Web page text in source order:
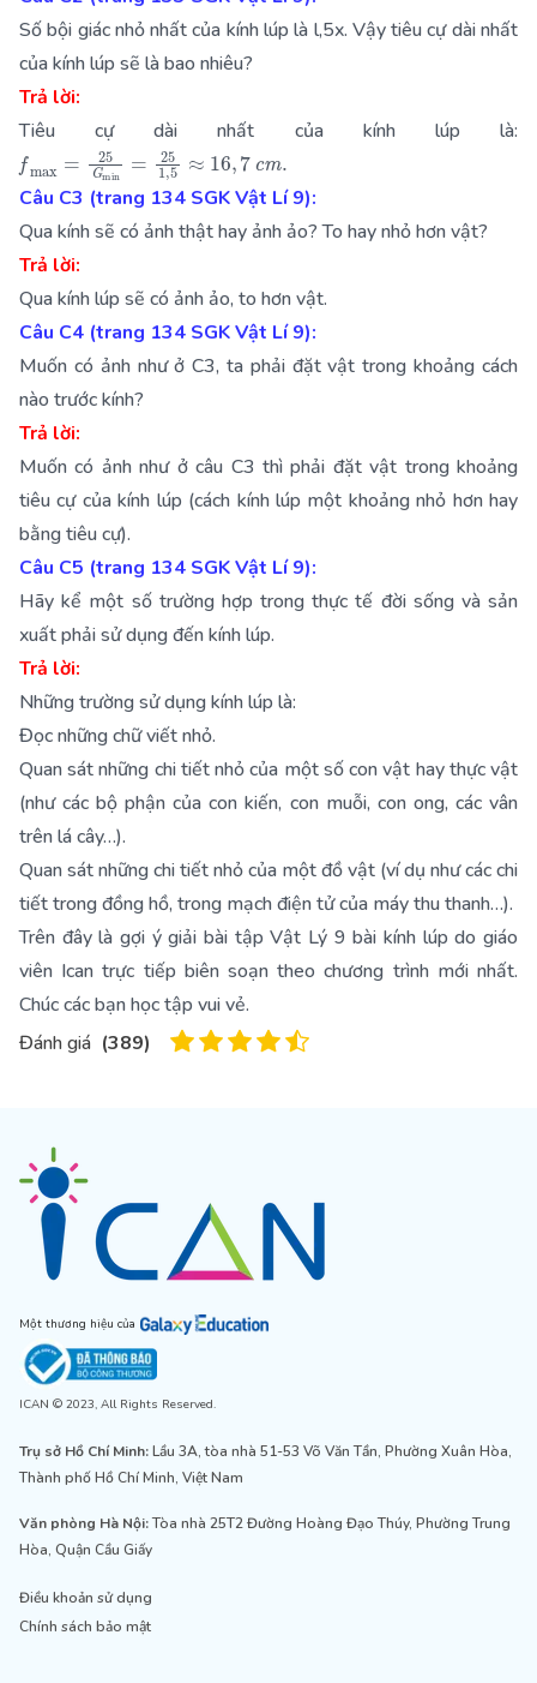
Số bội giác nhỏ nhất của kính lúp là l,5x. Vậy tiêu cự dài nhất
của kính lúp sẽ là bao nhiêu?
Trả lời:
Tiêu cự dài nhất của kính lúp là:
fmax 25 min= 1,5≈
Câu C3 (trang 134 SGK Vật Lí 9):
Qua kính sẽ có ảnh thật hay ảnh ảo? To hay nhỏ hơn vật?
Trả lời:
Qua kính lúp sẽ có ảnh ảo, to hơn vật.
Câu C4 (trang 134 SGK Vật Lí 9):
Muốn có ảnh như ở C3, ta phải đặt vật trong khoảng cách
nào trước kính?
Trả lời:
Muốn có ảnh như ở câu C3 thì phải đặt vật trong khoảng
tiêu cự của kính lúp (cách kính lúp một khoảng nhỏ hơn hay
bằng tiêu cự).
Câu C5 (trang 134 SGK Vật Lí 9):
Hãy kể một số trường hợp trong thực tế đời sống và sản
xuất phải sử dụng đến kính lúp.
Trả lời:
Những trường sử dụng kính lúp là:
Đọc những chữ viết nhỏ.
Quan sát những chi tiết nhỏ của một số con vật hay thực vật
(như các bộ phận của con kiến, con muỗi, con ong, các vân
trên lá cây…).
Quan sát những chi tiết nhỏ của một đồ vật (ví dụ như các chi
tiết trong đồng hồ, trong mạch điện tử của máy thu thanh…).
Trên đây là gợi ý giải bài tập Vật Lý 9 bài kính lúp do giáo
viên Ican trực tiếp biên soạn theo chương trình mới nhất.
Chúc các bạn học tập vui vẻ.
Đánh giá (389)
Một thương hiệu của
ICAN © 2023, All Rights Reserved.
Trụ sở Hồ Chí Minh:Lầu 3A, tòa nhà 51-53 Võ Văn Tần, Phường Xuân Hòa,
Thành phố Hồ Chí Minh, Việt Nam
Văn phòng Hà Nội:Tòa nhà 25T2 Đường Hoàng Đạo Thúy, Phường Trung
Hòa, Quận Cầu Giấy
Điều khoản sử dụng
Chính sách bảo mật